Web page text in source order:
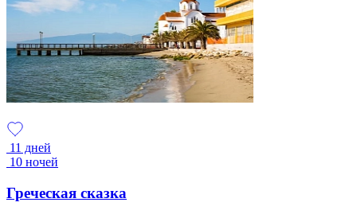
11 дней
10 ночей
Греческая сказка